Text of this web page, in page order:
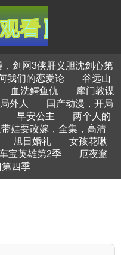
，剑网3侠肝义胆沈剑心第
我们的恋爱论
谷远山
血洗鳄鱼仇
摩门教谋
外人
国产动漫，开局
早安公主
两个人的
娃要改嫁，全集，高清
旭日婚礼
女孩花啾
宝英雄第2季
厄夜邂
四季